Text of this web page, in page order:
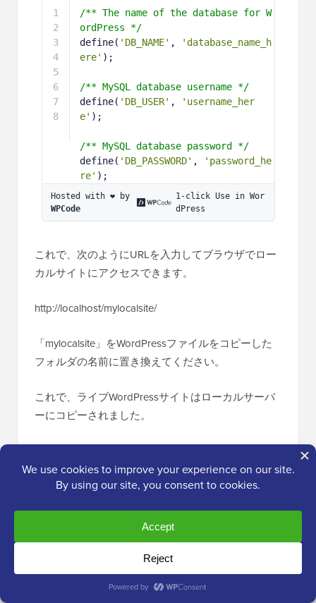
1
2
3
4
5
/** The name of the database for W
ordPress */
define(
/** MySQL database username */
define(
/** MySQL database password */
define(
re');
カルサイトにアクセスできます。
http://localhost/mylocalsite/
フォルダの名前に置き換えてください。
この記事が、ライブのWordPressサイトをローカル
ことを願っています。テスト用に<a
id="x1">WordPressのステージングサイトを簡単に作
成する方法</a>、または<a id="x2">ローカルサーバ
ーからライブサイトにWordPressサイトを移行する
方法</a>に関するガイドも参照することをお勧めし